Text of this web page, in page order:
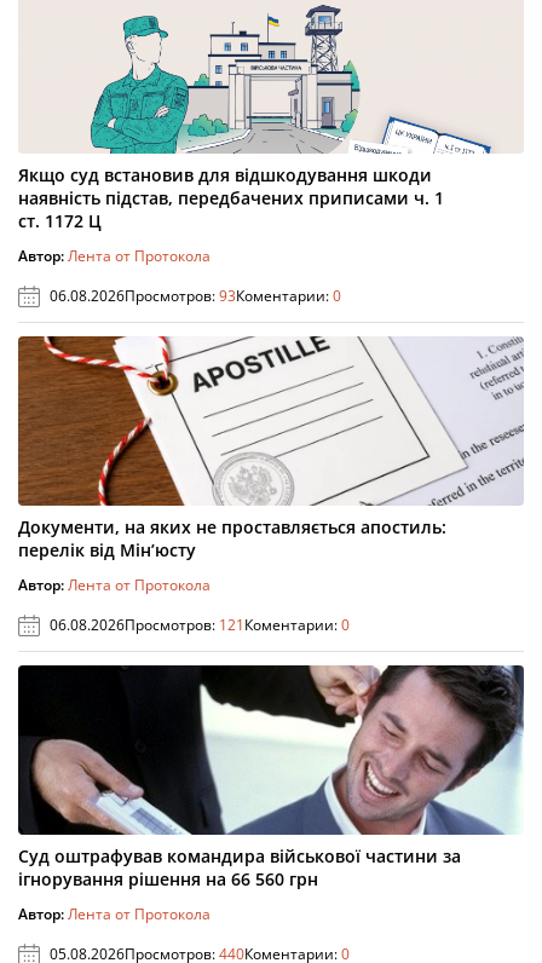
Якщо суд встановив для відшкодування шкоди
наявність підстав, передбачених приписами ч. 1
ст. 1172 Ц
Автор:Лента от Протокола
06.08.2026Просмотров:93Коментарии:0
Документи, на яких не проставляється апостиль:
перелік від Мін’юсту
Автор:Лента от Протокола
06.08.2026Просмотров: 121Коментарии:0
Суд оштрафував командира військової частини за
ігнорування рішення на 66 560 грн
Автор:Лента от Протокола
05.08.2026Просмотров:440Коментарии:0